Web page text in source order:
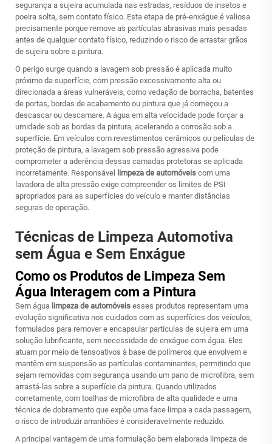
segurança a sujeira acumulada nas estradas, resíduos de insetos e
poeira solta, sem contato físico. Esta etapa de pré-enxágue é valiosa
precisamente porque remove as partículas abrasivas mais pesadas
antes de qualquer contato físico, reduzindo o risco de arrastar grãos
de sujeira sobre a pintura.
O perigo surge quando a lavagem sob pressão é aplicada muito
próximo da superfície, com pressão excessivamente alta ou
direcionada a áreas vulneráveis, como vedação de borracha, batentes
de portas, bordas de acabamento ou pintura que já começou a
descascar ou descamare. A água em alta velocidade pode forçar a
umidade sob as bordas da pintura, acelerando a corrosão sob a
superfície. Em veículos com revestimentos cerâmicos ou películas de
proteção de pintura, a lavagem sob pressão agressiva pode
comprometer a aderência dessas camadas protetoras se aplicada
incorretamente. Responsável
limpeza de automóveis com uma
lavadora de alta pressão exige compreender os limites de PSI
apropriados para as superfícies do veículo e manter distâncias
seguras de operação.
Técnicas de Limpeza Automotiva
sem Água e Sem Enxágue
Como os Produtos de Limpeza Sem
Água Interagem com a Pintura
Sem água limpeza de automóveis esses produtos representam uma
evolução significativa nos cuidados com as superfícies dos veículos,
formulados para remover e encapsular partículas de sujeira em uma
solução lubrificante, sem necessidade de enxágue com água. Eles
atuam por meio de tensoativos à base de polímeros que envolvem e
mantêm em suspensão as partículas contaminantes, permitindo que
sejam removidas com segurança usando um pano de microfibra, sem
arrastá-las sobre a superfície da pintura. Quando utilizados
corretamente, com toalhas de microfibra de alta qualidade e uma
técnica de dobramento que expõe uma face limpa a cada passagem,
o risco de introduzir arranhões é consideravelmente reduzido.
A principal vantagem de uma formulação bem elaborada limpeza de